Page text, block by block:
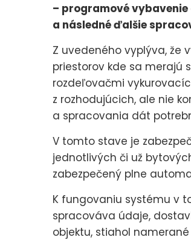
– programové
a následné ďalšie
Z uvedeného vyplýva,
priestorov kde sa merajú
rozdeľovačmi
z rozhodujúcich, ale nie
a spracovania dát
V tomto stave je
jednotlivých či už
zabezpečený plne
K fungovaniu systému v
spracováva údaje,
objektu, stiahol